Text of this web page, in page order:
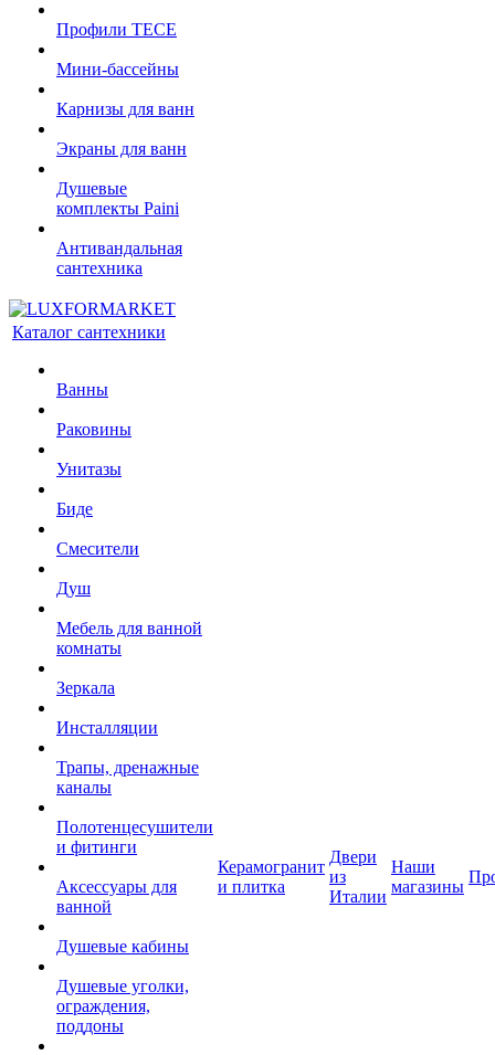
Профили TECE
Мини-бассейны
Карнизы для ванн
Экраны для ванн
Душевые
комплекты Paini
Антивандальная
сантехника
Каталог сантехники
Ванны
Раковины
Унитазы
Биде
Смесители
Душ
Мебель для ванной
комнаты
Зеркала
Инсталляции
Трапы, дренажные
каналы
Полотенцесушители
и фитинги
Аксессуары для
ванной
Душевые кабины
Душевые уголки,
ограждения,
поддоны
Керамогранит
и плитка
Двери
из
Италии
Наши
магазины